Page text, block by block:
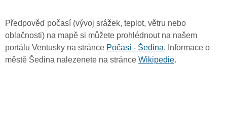
Předpověď počasí (vývoj srážek, teplot, větru nebo
oblačnosti) na mapě si můžete prohlédnout na našem
portálu Ventusky na stránce Počasí - Šedina. Informace o
městě Šedina nalezenete na stránce Wikipedie.